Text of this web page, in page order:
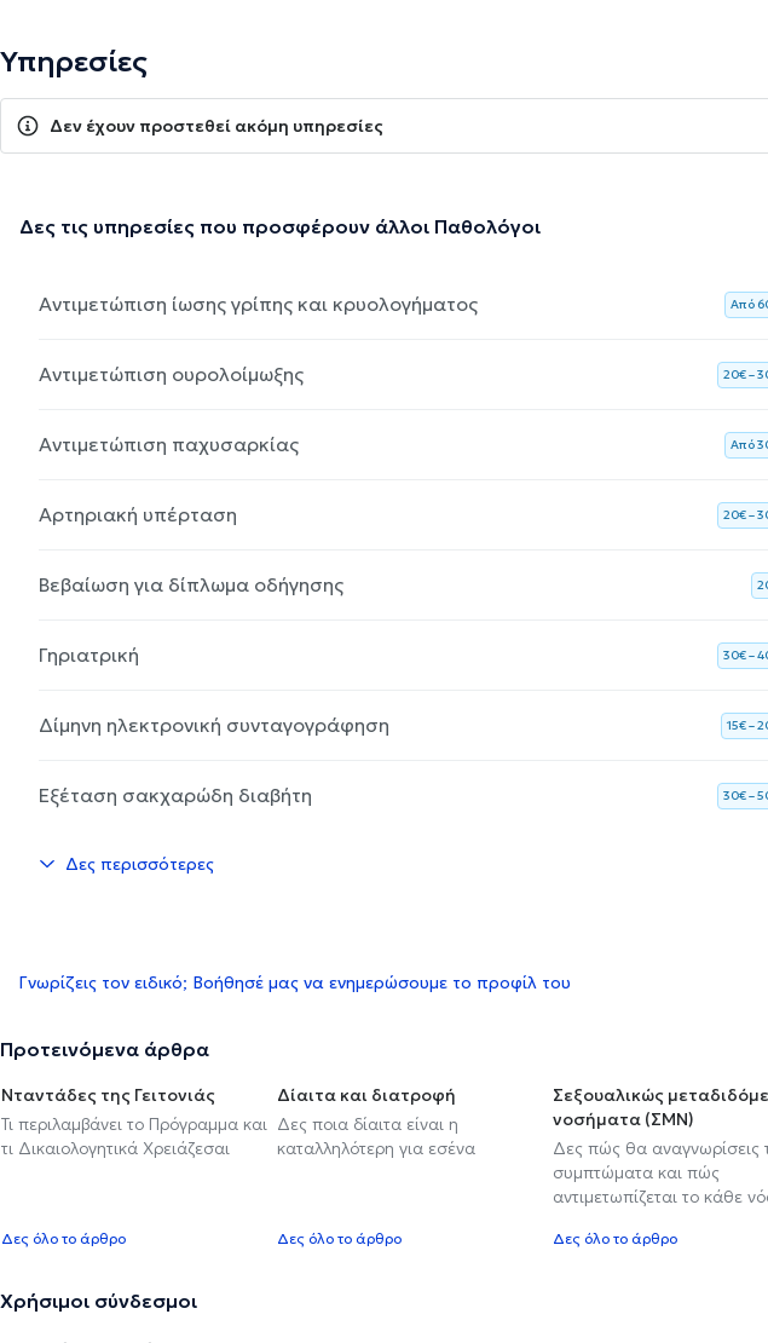
Υπηρεσίες
Δεν έχουν προστεθεί ακόμη υπηρεσίες
Δες τις υπηρεσίες που προσφέρουν άλλοι Παθολόγοι
Αντιμετώπιση ίωσης γρίπης και κρυολογήματος Aπό
Αντιμετώπιση ουρολοίμωξης 20€ –
Αντιμετώπιση παχυσαρκίας Aπό
Αρτηριακή υπέρταση 20€ –
Βεβαίωση για δίπλωμα οδήγησης
Γηριατρική 30€ –
Δίμηνη ηλεκτρονική συνταγογράφηση 15€ –
Εξέταση σακχαρώδη διαβήτη 30€ –
Δες περισσότερες
Γνωρίζεις τον ειδικό; Βοήθησέ μας να ενημερώσουμε το προφίλ του
Προτεινόμενα άρθρα
Νταντάδες της Γειτονιάς
Τι περιλαμβάνει το Πρόγραμμα και
τι Δικαιολογητικά Χρειάζεσαι
Δες όλο το άρθρο
Δίαιτα και διατροφή
Δες ποια δίαιτα είναι η
καταλληλότερη για εσένα
Δες όλο το άρθρο
Σεξουαλικώς
νοσήματα (ΣΜΝ)
Δες πώς θα αναγνωρίσεις
συμπτώματα και πώς
αντιμετωπίζεται το κάθε
Δες όλο το άρθρο
Χρήσιμοι σύνδεσμοι